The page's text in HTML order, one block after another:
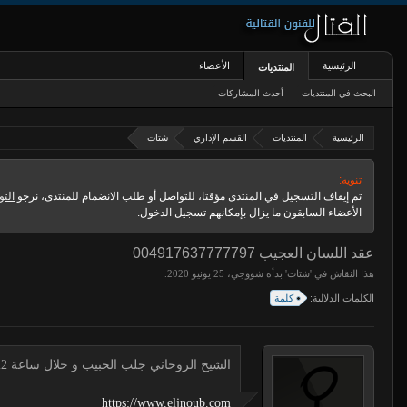
الرئيسية المنتديات القسم الإداري شتات
تنويه:
تم إيقاف التسجيل في المنتدى مؤقتا، للتواصل أو طلب الانضمام للمنتدى، نرجو
الأعضاء السابقون ما يزال بإمكانهم تسجيل الدخول.
عقد اللسان العجيب 004917637777797
هذا النقاش في 'شتات' بدأه شووجي،
الكلمات الدلالية: كلمة
الشيخ الروحاني جلب الحبيب و خلال ساعة 00491634511222 لجلب الحبيب
https://www.eljnoub.com
الرئيسية المنتديات
البحث في المنتديات أحدث المشاركات
الأعضاء